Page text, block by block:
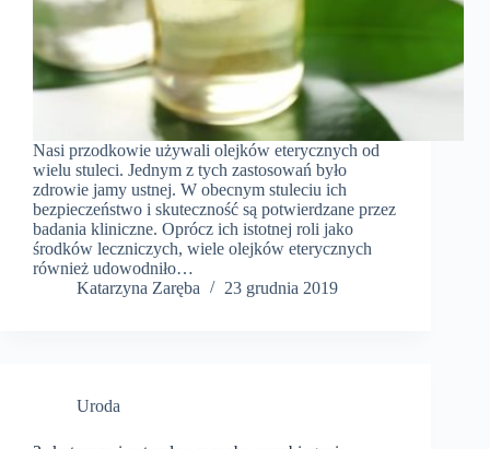
Nasi przodkowie używali olejków eterycznych od
wielu stuleci. Jednym z tych zastosowań było
zdrowie jamy ustnej. W obecnym stuleciu ich
bezpieczeństwo i skuteczność są potwierdzane przez
badania kliniczne. Oprócz ich istotnej roli jako
środków leczniczych, wiele olejków eterycznych
również udowodniło…
Katarzyna Zaręba
23 grudnia 2019
Uroda